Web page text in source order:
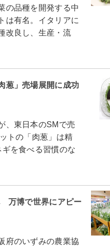
の品種を開発する中
は有名。イタリアに
改良し、生産・流
」売場展開に成功
、東日本のSMで売
トの「肉葱」は精
を食べる習慣のな
万博で世界にアピー
府のいずみの農業協